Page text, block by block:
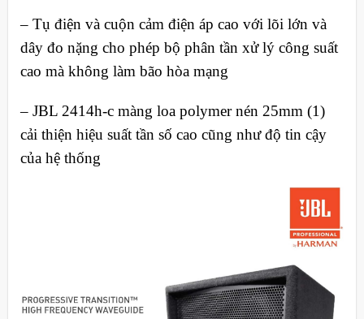
– Tụ điện và cuộn cảm điện áp cao với lõi lớn và
dây đo nặng cho phép bộ phân tần xử lý công suất
cao mà không làm bão hòa mạng
– JBL 2414h-c màng loa polymer nén 25mm (1)
cải thiện hiệu suất tần số cao cũng như độ tin cậy
của hệ thống